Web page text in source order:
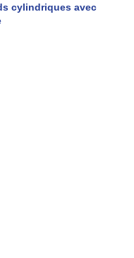
cylindriques avec